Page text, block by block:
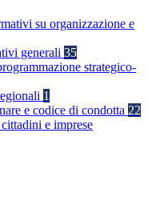
su organizzazione e
generali 35
strategico-
1
e codice di condotta 22
e imprese